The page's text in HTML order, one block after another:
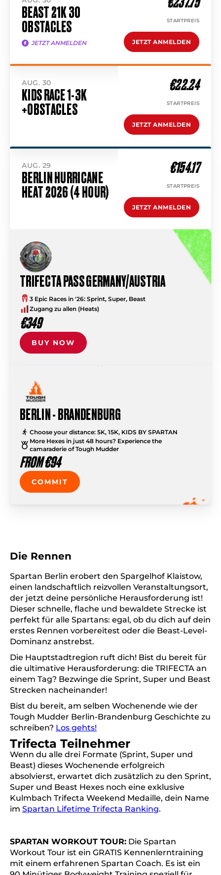
BEAST 21K 30
OBSTACLES
JETZT ANMELDEN
STARTPREIS
JETZT ANMELDEN
AUG. 30
KIDS RACE 1-3K
+OBSTACLES
€22.24
STARTPREIS
JETZT ANMELDEN
AUG. 29
BERLIN HURRICANE
HEAT 2026 (4 HOUR)
€154.17
STARTPREIS
JETZT ANMELDEN
TRIFECTA PASS GERMANY/AUSTRIA
3 Epic Races in '26: Sprint, Super, Beast
Zugang zu allen (Heats)
€349
BUY NOW
BERLIN - BRANDENBURG
Choose your distance: 5K, 15K, KIDS BY SPARTAN
More Hexes in just 48 hours? Experience the
camaraderie of Tough Mudder
FROM €94
COMMIT
Die Rennen
Spartan Berlin erobert den Spargelhof Klaistow,
einen landschaftlich reizvollen Veranstaltungsort,
der jetzt deine persönliche Herausforderung ist!
Dieser schnelle, flache und bewaldete Strecke ist
perfekt für alle Spartans: egal, ob du dich auf dein
erstes Rennen vorbereitest oder die Beast-Level-
Dominanz anstrebst.
Die Hauptstadtregion ruft dich! Bist du bereit für
die ultimative Herausforderung: die TRIFECTA an
einem Tag? Bezwinge die Sprint, Super und Beast
Strecken nacheinander!
Bist du bereit, am selben Wochenende wie der
Tough Mudder Berlin-Brandenburg Geschichte zu
schreiben? Los gehts!
Trifecta Teilnehmer
Wenn du alle drei Formate (Sprint, Super und
Beast) dieses Wochenende erfolgreich
absolvierst, erwartet dich zusätzlich zu den Sprint,
Super und Beast Hexes noch eine exklusive
Kulmbach Trifecta Weekend Medaille, dein Name
im Spartan Lifetime Trifecta Ranking.
SPARTAN WORKOUT TOUR: Die Spartan
Workout Tour ist ein GRATIS Kennenlerntraining
mit einem erfahrenen Spartan Coach. Es ist ein